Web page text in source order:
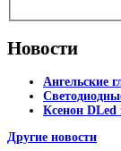
Новости
Ангельские
Ксенон
Другие новости